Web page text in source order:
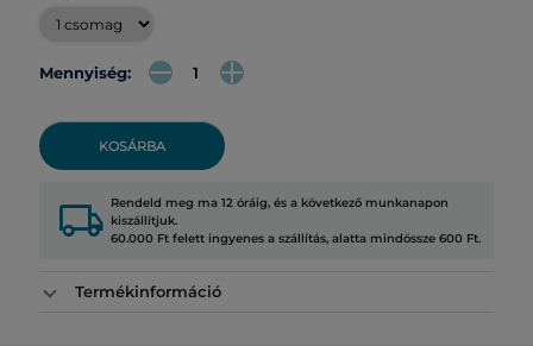
Mennyiség:
KOSÁRBA
local_shipping Rendeld meg ma 12 óráig, és a következő munkanapon
kiszállítjuk.
60.000 Ft felett ingyenes a szállítás, alatta mindössze 600 Ft.
Termékinformáció